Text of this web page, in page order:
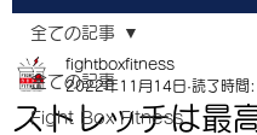
全ての記事
Fight Box Fitness
全ての記事
ストレッチは最
fightboxfitness
2022年11月14日 読了時間